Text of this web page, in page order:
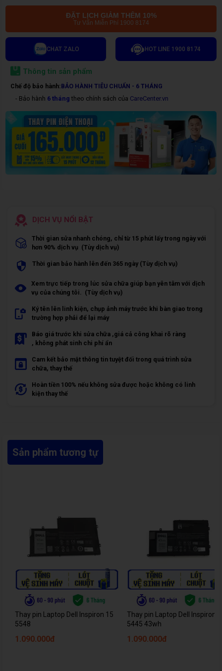
ĐẶT LỊCH GIẢM THÊM 10%
Tư Vấn Miễn Phí 1900 8174
CHAT ZALO HOT LINE 1900 8174
Thông tin sản phẩm
Chế độ bảo hành:BẢO HÀNH TIÊU CHUẨN - 6 THÁNG
- Bảo hành 6 tháng theo chính sách của CareCenter.vn
DỊCH VỤ NỔI BẬT
Thời gian sửa nhanh chóng, chỉ từ 15 phút lấy trong ngày với
hơn 90% dịch vụ (Tùy dịch vụ)
Thời gian bảo hành lên đến 365 ngày (Tùy dịch vụ)
Xem trực tiếp trong lúc sửa chữa giúp bạn yên tâm với dịch
vụ của chúng tôi. (Tùy dịch vụ)
Ký tên lên linh kiện, chụp ảnh máy trước khi bàn giao trong
trường hợp phải để lại máy
Báo giá trước khi sửa chữa ,giá cả công khai rõ ràng
, không phát sinh chi phí ẩn
Cam kết bảo mật thông tin tuyệt đối trong quá trình sửa
chữa, thay thế
Hoàn tiền 100% nếu không sửa được hoặc không có linh
kiện thay thế
Sản phẩm tương tự
Thay pin Laptop Dell Inspiron 15
5548
1.090.000đ
Thay pin Laptop Dell Inspiron
5445 43wh
1.090.000đ